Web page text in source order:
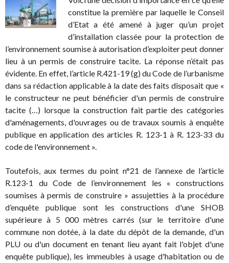
constitue la première par laquelle le Conseil
d’Etat a été amené à juger qu’un projet
d’installation classée pour la protection de
l’environnement soumise à autorisation d’exploiter peut donner
lieu à un permis de construire tacite. La réponse n’était pas
évidente. En effet, l’article R.421-19 (g) du Code de l’urbanisme
dans sa rédaction applicable à la date des faits disposait que «
le constructeur ne peut bénéficier d'un permis de construire
tacite (…) lorsque la construction fait partie des catégories
d'aménagements, d'ouvrages ou de travaux soumis à enquête
publique en application des articles R. 123-1 à R. 123-33 du
code de l'environnement ».
Toutefois, aux termes du point n°21 de l’annexe de l’article
R.123-1 du Code de l’environnement les « constructions
soumises à permis de construire » assujetties à la procédure
d’enquête publique sont les constructions d'une SHOB
supérieure à 5 000 mètres carrés (sur le territoire d'une
commune non dotée, à la date du dépôt de la demande, d'un
PLU ou d'un document en tenant lieu ayant fait l'objet d'une
enquête publique), les immeubles à usage d'habitation ou de